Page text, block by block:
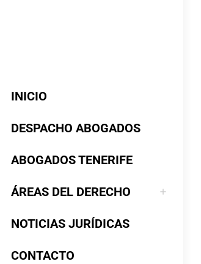
INICIO
DESPACHO ABOGADOS
ABOGADOS TENERIFE
ÁREAS DEL DERECHO
NOTICIAS JURÍDICAS
CONTACTO